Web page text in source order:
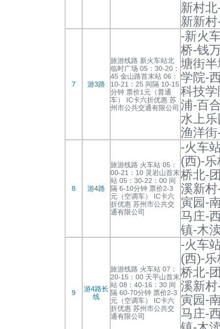
新村
新新
7 游3路
旅游线路 新火车站北
临时广场 05：30-20：
45 金山路首末站 06：
10-21：25 间隔 10-15
分钟 票价1元（普通
车） IC卡六折优惠 苏
州市公共交通有限公司
-新火
桥-钱
塘街
学院-
科技
浦-百
水上
渔洋
8 游4路
旅游线路 火车站 05：
00-21：10 灵岩山首末
站 05：30-22：00 间
隔 6-10分钟 票价2-3
元（空调车） IC卡六
折优惠 苏州市公共交
通有限公司
-火车
(西)-
桥北-
溪新
寅园-
马庄-
镇-木
9
游4路长
线
旅游线路 火车站 07：
20-15：00 天平山首末
站 08：40-16：30 间
隔 60-70分钟 票价2-3
元（空调车） IC卡六
折优惠 苏州市公共交
通有限公司
-火车
(西)-
桥北-
溪新
寅园-
马庄-